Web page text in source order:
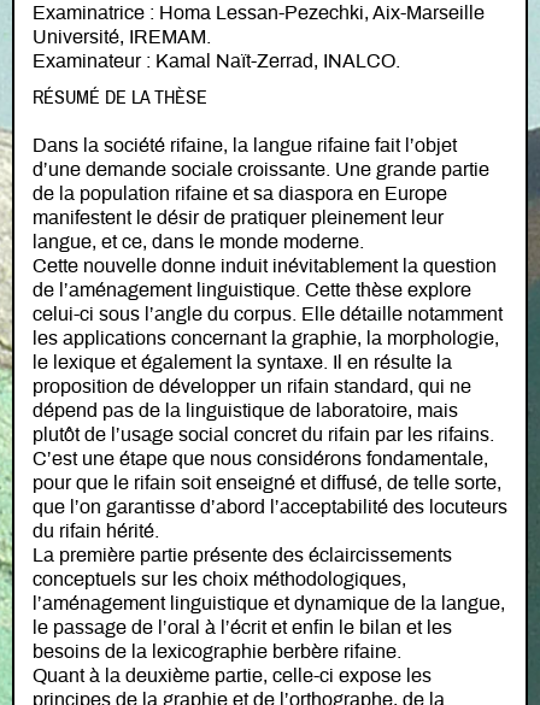
Examinatrice : Homa Lessan-Pezechki, Aix-Marseille
Université, IREMAM.
Examinateur : Kamal Naït-Zerrad, INALCO.
RÉSUMÉ DE LA THÈSE
Dans la société rifaine, la langue rifaine fait l’objet
d’une demande sociale croissante. Une grande partie
de la population rifaine et sa diaspora en Europe
manifestent le désir de pratiquer pleinement leur
langue, et ce, dans le monde moderne.
Cette nouvelle donne induit inévitablement la question
de l’aménagement linguistique. Cette thèse explore
celui-ci sous l’angle du corpus. Elle détaille notamment
les applications concernant la graphie, la morphologie,
le lexique et également la syntaxe. Il en résulte la
proposition de développer un rifain standard, qui ne
dépend pas de la linguistique de laboratoire, mais
plutôt de l’usage social concret du rifain par les rifains.
C’est une étape que nous considérons fondamentale,
pour que le rifain soit enseigné et diffusé, de telle sorte,
que l’on garantisse d’abord l’acceptabilité des locuteurs
du rifain hérité.
La première partie présente des éclaircissements
conceptuels sur les choix méthodologiques,
l’aménagement linguistique et dynamique de la langue,
le passage de l’oral à l’écrit et enfin le bilan et les
besoins de la lexicographie berbère rifaine.
Quant à la deuxième partie, celle-ci expose les
principes de la graphie et de l’orthographe, de la